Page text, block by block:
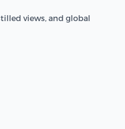
views, and global